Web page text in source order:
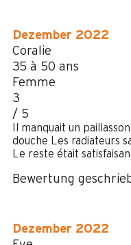
Dezember 2022
Coralie
35 à 50 ans
Femme
3
/ 5
Il manquait un
douche Les radiateurs
Le reste était
Bewertung
Dezember 2022